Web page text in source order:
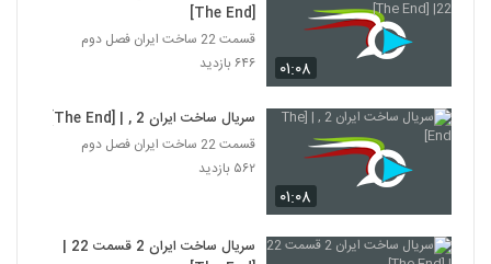
۰۱:۰۸
[The End]
قسمت 22 ساخت ایران فصل دوم
۶۴۶ بازدید
۰۱:۰۸
سریال ساخت ایران 2 , | [The End]
قسمت 22 ساخت ایران فصل دوم
۵۶۲ بازدید
سریال ساخت ایران 2 قسمت 22 |